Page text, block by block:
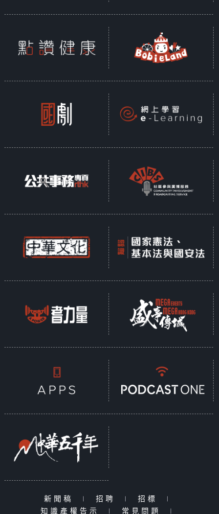
新聞稿 | 招聘 | 招標
|
知識產權告示
| 常見問題 |